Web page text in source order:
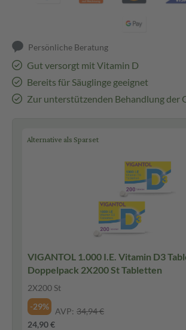
Persönliche Beratung
Gut versorgt mit Vitamin D
Bereits für Säuglinge geeignet
Zur unterstützenden Behandlung der
Alternative als Sparset
VIGANTOL 1.000 I.E. Vitamin D3
Doppelpack 2X200 St Tabletten
2X200 St
-29%
AVP: 34,94 €
24,90 €